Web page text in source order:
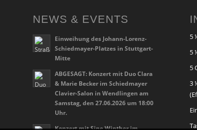
NEWS & EVENTS
Einweihung des Johann-Lorenz-
Schiedmayer-Platzes in Stuttgart-
Mitte
ABGESAGT: Konzert mit Duo Clara
& Marie Becker im Schiedmayer
Clavier-Salon in Wendlingen am
Samstag, den 27.06.2026 um 18:00
Uhr.
Konzert mit Sine Winther im
5
5
5
3